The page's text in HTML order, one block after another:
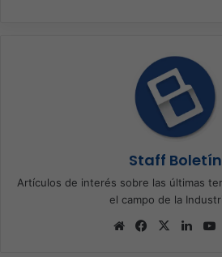
Staff Boletín
Artículos de interés sobre las últimas
el campo de la
Sitio
Facebook
X